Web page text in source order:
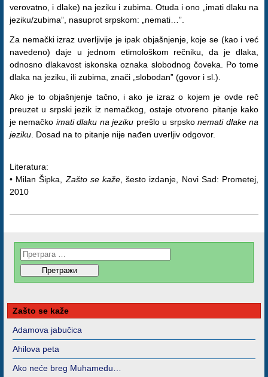
verovatno, i dlake) na jeziku i zubima. Otuda i ono „imati dlaku na
jeziku/zubima”, nasuprot srpskom: „nemati…”.
Za nemački izraz uverljivije je ipak objašnjenje, koje se (kao i već
navedeno) daje u jednom etimološkom rečniku, da je dlaka,
odnosno dlakavost iskonska oznaka slobodnog čoveka. Po tome
dlaka na jeziku, ili zubima, znači „slobodan” (govor i sl.).
Ako je to objašnjenje tačno, i ako je izraz o kojem je ovde reč
preuzet u srpski jezik iz nemačkog, ostaje otvoreno pitanje kako
je nemačko imati dlaku na jeziku prešlo u srpskonemati dlake na
jeziku . Dosad na to pitanje nije nađen uverljiv odgovor.
Literatura:
• Milan Šipka, Zašto se kaže , šesto izdanje, Novi Sad: Prometej,
2010
Zašto se kaže
Adamova jabučica
Ahilova peta
Ako neće breg Muhamedu…